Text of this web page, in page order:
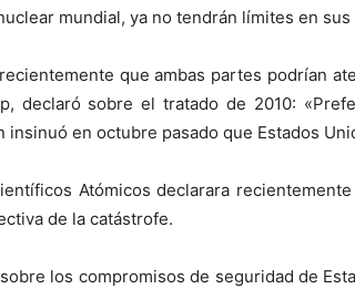
mundial, ya no tendrán límites en sus
que ambas partes podrían
declaró sobre el tratado de 2010:
en octubre pasado que Estados
Atómicos declarara
de la catástrofe.
los compromisos de seguridad de